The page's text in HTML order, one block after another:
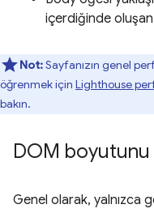
içerdiğinde
Not:Sayfanızın genel
öğrenmek için Lighthouse
bakın.
DOM
Genel olarak, yalnızca